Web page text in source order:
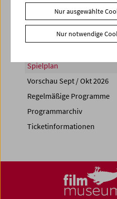
Share on
Spielplan
Vorschau Sept / Okt 2026
Regelmäßige Programme
Programmarchiv
Ticketinformationen
Nur ausgewählte
Nur notwendige